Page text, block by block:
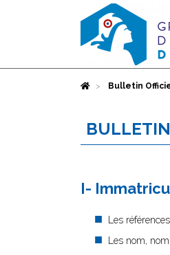
AccueilBulletin
I-
Les
Les nom,